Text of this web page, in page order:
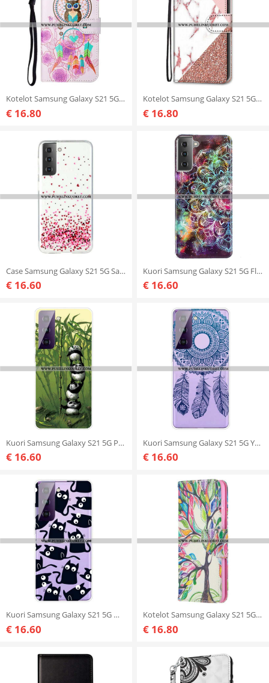
Kotelot Samsung Galaxy S21 5G Kuningas Pöllö
€ 16.80
Kotelot Samsung Galaxy S21 5G Marmori- Ja Glitter-kolmio
€ 16.80
Case Samsung Galaxy S21 5G Saumaton Useita Sydämiä
€ 16.60
Kuori Samsung Galaxy S21 5G Fluoresoiva Kukkasarja
€ 16.60
Kuori Samsung Galaxy S21 5G Pandajoukko
€ 16.60
Kuori Samsung Galaxy S21 5G Yksikukkainen Mandala
€ 16.60
Kuori Samsung Galaxy S21 5G Mustat Hiiret
€ 16.60
Kotelot Samsung Galaxy S21 5G Värikäs Puu
€ 16.80